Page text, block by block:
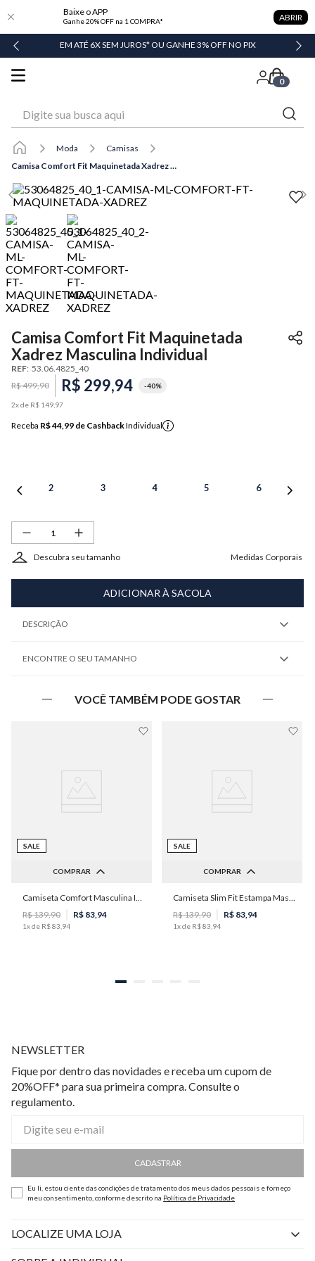
Baixe o APP
Ganhe 20% OFF na 1 COMPRA* ABRIR
EM ATÉ 6X SEM JUROS* OU GANHE 3% OFF NO PIX
0
Moda
Camisas
Camisa Comfort Fit Maquinetada Xadrez Masculina Individual
Camisa Comfort Fit Maquinetada
Xadrez Masculina Individual
REF: 53.06.4825_40
R$499,90 R$ 299,94 -40%
2x de R$ 149 97
Receba R$ 44,99 de CashbackIndividual
2 3 4 5 6
Descubra seu tamanho Medidas Corporais
ADICIONAR À SACOLA
DESCRIÇÃO
ENCONTRE O SEU TAMANHO
VOCÊ TAMBÉM PODE GOSTAR
SALE
COMPRAR
P M G GG
Camiseta Comfort Masculina Individual
R$139,90 R$ 83,94
1x de R$83 94
SALE
COMPRAR
PP P M
Camiseta Slim Fit Estampa Masculina Individual
R$139,90 R$ 83,94
1x de R$83 94
NEWSLETTER
Fique por dentro das novidades e receba um cupom de
20%OFF* para sua primeira compra. Consulte o
regulamento.
CADASTRAR
Eu li, estou ciente das condições de tratamento dos meus dados pessoais e forneço
meu consentimento, conforme descrito na Política de Privacidade
LOCALIZE UMA LOJA